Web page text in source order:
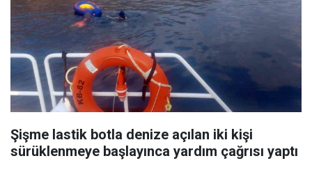
Şişme lastik botla denize açılan iki kişi
sürüklenmeye başlayınca yardım çağrısı yaptı